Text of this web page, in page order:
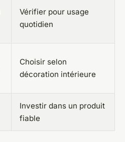
Vérifier pour usage
quotidien
Choisir selon
décoration intérieure
Investir dans un produit
fiable